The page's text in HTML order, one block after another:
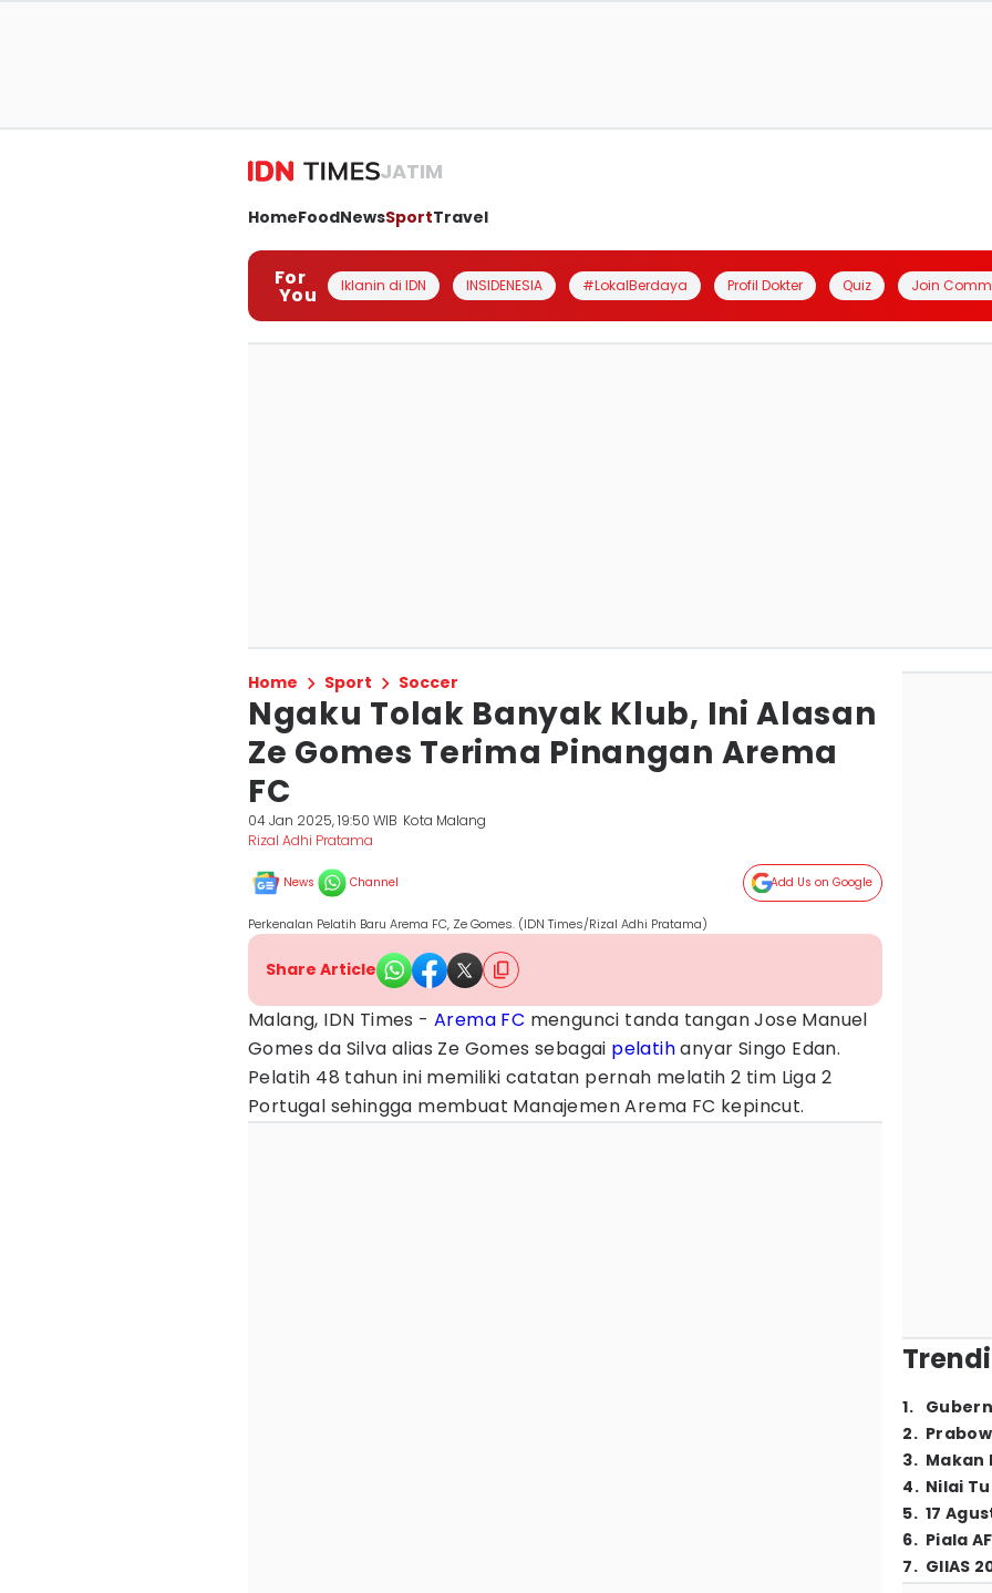
JATIM
HomeFoodNewsSportTravel
For
You Iklanin di IDN INSIDENESIA #LokalBerdaya Profil Dokter Quiz Join
Home Sport Soccer
Ngaku Tolak Banyak Klub, Ini Alasan
Ze Gomes Terima Pinangan Arema
FC
04 Jan 2025, 19:50 WIB Kota Malang
Rizal Adhi Pratama
News Channel Add Us on Google
Perkenalan Pelatih Baru Arema FC, Ze Gomes. (IDN Times/Rizal Adhi Pratama)
Share Article
Malang, IDN Times - Arema FC mengunci tanda tangan Jose Manuel
Gomes da Silva alias Ze Gomes sebagai pelatihanyar Singo Edan.
Pelatih 48 tahun ini memiliki catatan pernah melatih 2 tim Liga 2
Portugal sehingga membuat Manajemen Arema FC kepincut.
1.
2.
3. Makan
4. Nilai
5. 17
6. Piala
7. GIIAS